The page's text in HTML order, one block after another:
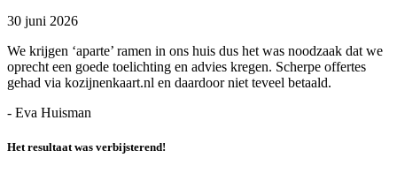
30 juni 2026
We krijgen ‘aparte’ ramen in ons huis dus het was noodzaak dat we
oprecht een goede toelichting en advies kregen. Scherpe offertes
gehad via kozijnenkaart.nl en daardoor niet teveel betaald.
- Eva Huisman
Het resultaat was verbijsterend!